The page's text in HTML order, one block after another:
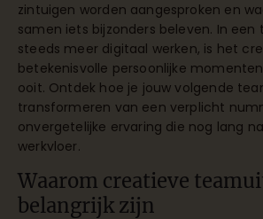
zintuigen worden aangesproken en
samen iets bijzonders beleven. In een
steeds meer digitaal werken, is het
betekenisvolle persoonlijke
ooit. Ontdek hoe je jouw volgende
transformeren van een verplicht
onvergetelijke ervaring die nog lang
werkvloer.
Waarom creatieve
belangrijk zijn